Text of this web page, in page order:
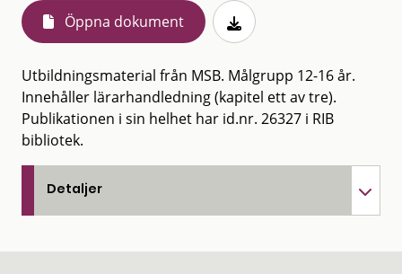
Öppna dokument
Utbildningsmaterial från MSB. Målgrupp 12-16 år.
Innehåller lärarhandledning (kapitel ett av tre).
Publikationen i sin helhet har id.nr. 26327 i RIB
bibliotek.
Detaljer